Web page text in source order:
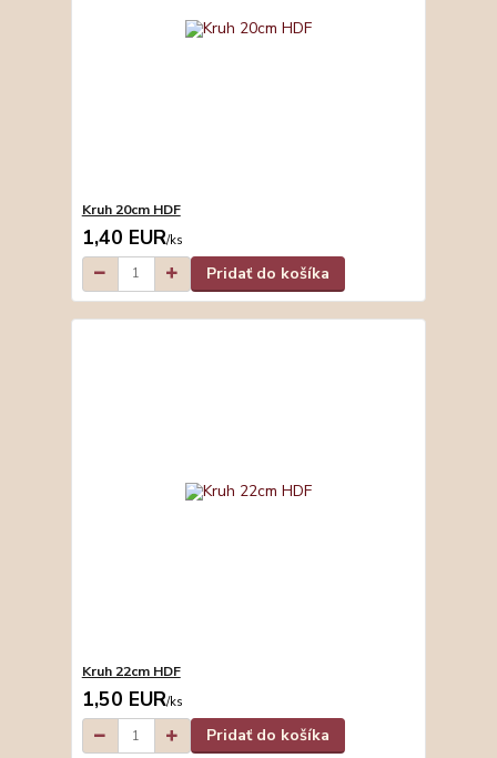
Kruh 20cm HDF
1,40 EUR/ks
Pridať do košíka
Kruh 22cm HDF
1,50 EUR/ks
Pridať do košíka